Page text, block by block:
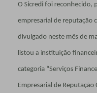
O Sicredi foi reconhecido,
empresarial de reputação
divulgado neste mês de
listou a instituição
categoria “Serviços
Empresarial de